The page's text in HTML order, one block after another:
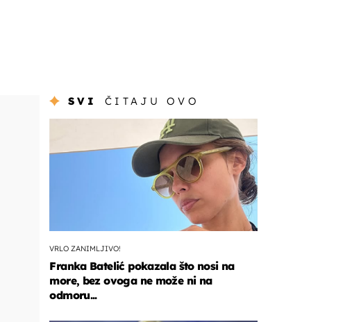
SVI ČITAJU OVO
VRLO ZANIMLJIVO!
Franka Batelić pokazala što nosi na
more, bez ovoga ne može ni na
odmoru...